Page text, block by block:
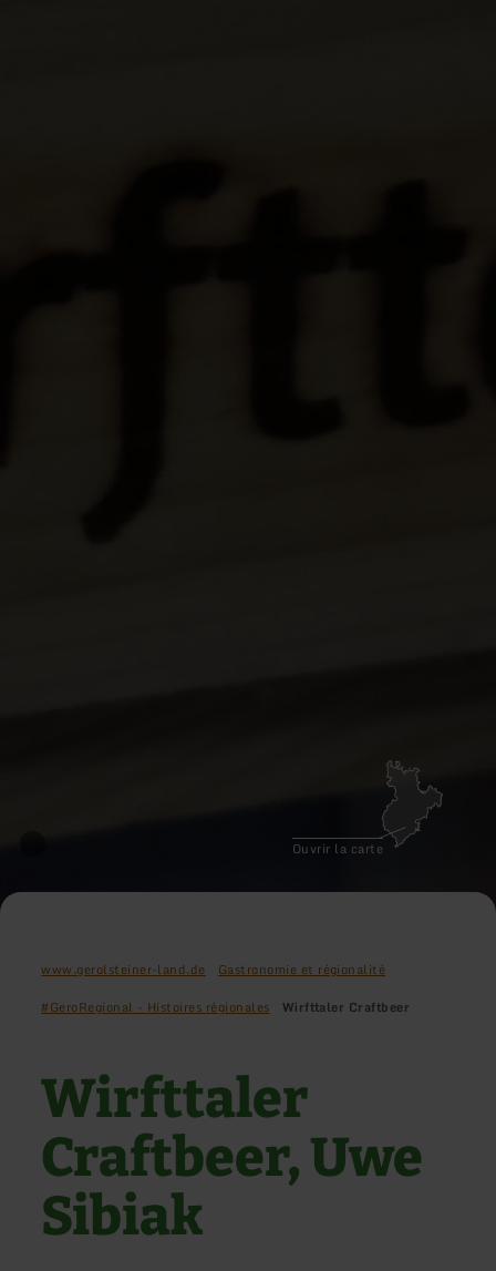
Ouvrir la carte
www.gerolsteiner-land.de
Gastronomie et régionalité
#GeroRegional - Histoires régionales
Wirfttaler Craftbeer
Wirfttaler
Craftbeer, Uwe
Sibiak